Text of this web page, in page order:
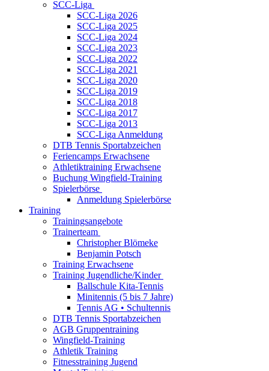
SCC-Liga
SCC-Liga 2026
SCC-Liga 2025
SCC-Liga 2024
SCC-Liga 2023
SCC-Liga 2022
SCC-Liga 2021
SCC-Liga 2020
SCC-Liga 2019
SCC-Liga 2018
SCC-Liga 2017
SCC-Liga 2013
SCC-Liga Anmeldung
DTB Tennis Sportabzeichen
Feriencamps Erwachsene
Athletiktraining Erwachsene
Buchung Wingfield-Training
Spielerbörse
Anmeldung Spielerbörse
Training
Trainingsangebote
Trainerteam
Christopher Blömeke
Benjamin Potsch
Training Erwachsene
Training Jugendliche/Kinder
Ballschule Kita-Tennis
Minitennis (5 bis 7 Jahre)
Tennis AG • Schultennis
DTB Tennis Sportabzeichen
AGB Gruppentraining
Wingfield-Training
Athletik Training
Fitnesstraining Jugend